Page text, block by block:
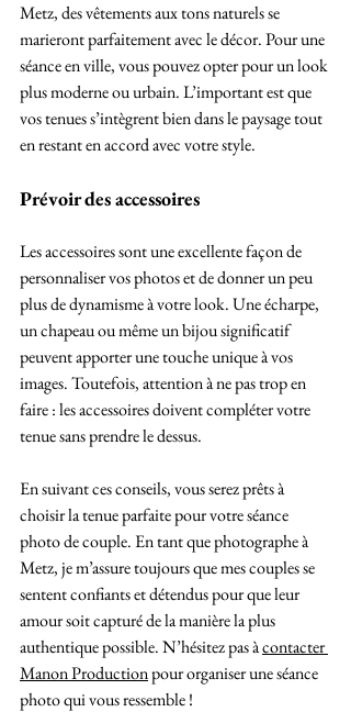
Metz, des vêtements aux tons naturels se
marieront parfaitement avec le décor. Pour une
séance en ville, vous pouvez opter pour un look
plus moderne ou urbain. L’important est que
vos tenues s’intègrent bien dans le paysage tout
en restant en accord avec votre style.
Prévoir des accessoires
Les accessoires sont une excellente façon de
personnaliser vos photos et de donner un peu
plus de dynamisme à votre look. Une écharpe,
un chapeau ou même un bijou significatif
peuvent apporter une touche unique à vos
images. Toutefois, attention à ne pas trop en
faire : les accessoires doivent compléter votre
tenue sans prendre le dessus.
En suivant ces conseils, vous serez prêts à
choisir la tenue parfaite pour votre séance
photo de couple. En tant que photographe à
Metz, je m’assure toujours que mes couples se
sentent confiants et détendus pour que leur
amour soit capturé de la manière la plus
authentique possible. N’hésitez pas à contacter
Manon Production pour organiser une séance
photo qui vous ressemble !